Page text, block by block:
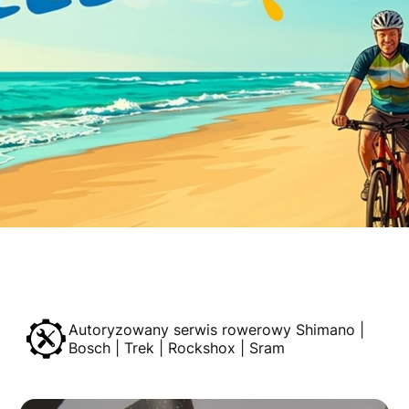
Autoryzowany serwis rowerowy Shimano |
Bosch | Trek | Rockshox | Sram